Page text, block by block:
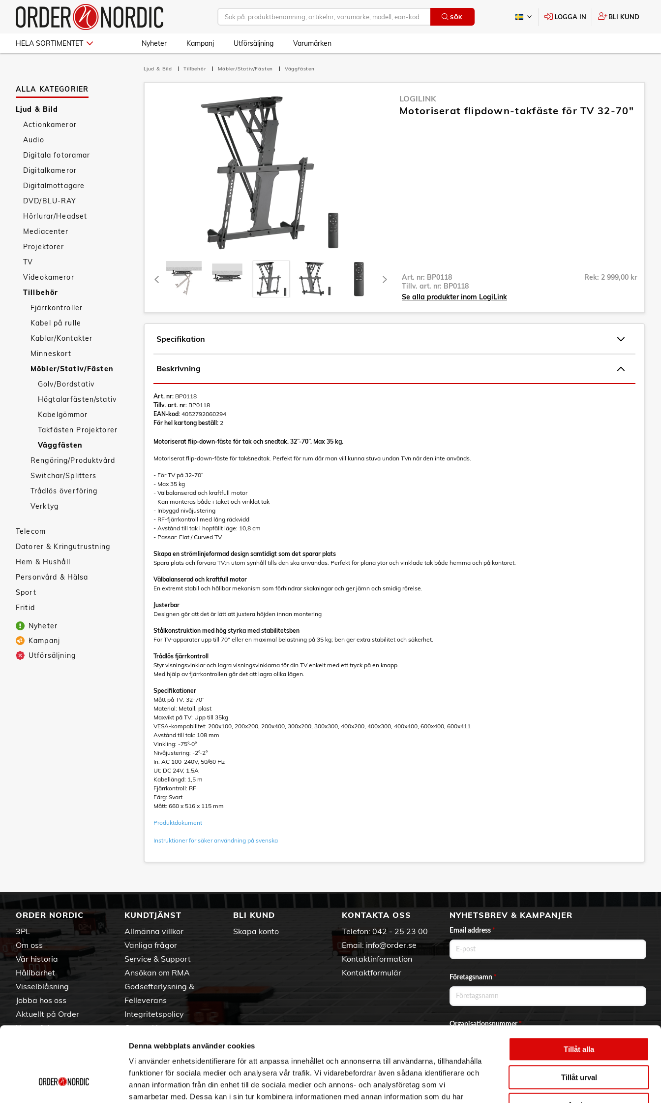
Denna webbplats använder cookies
Vi använder enhetsidentifierare för att anpassa innehållet och annonserna till användarna, tillhandahålla
funktioner för sociala medier och analysera vår trafik. Vi vidarebefordrar även sådana identifierare och
annan information från din enhet till de sociala medier och annons- och analysföretag som vi
samarbetar med. Dessa kan i sin tur kombinera informationen med annan information som du har
Tillåt alla
Tillåt urval
SÖK LOGGA IN BLI KUND
HELA SORTIMENTET Nyheter Kampanj Utförsäljning Varumärken
ALLA KATEGORIER
Ljud & Bild
Actionkameror
Audio
Digitala fotoramar
Digitalkameror
Digitalmottagare
DVD/BLU-RAY
Hörlurar/Headset
Mediacenter
Projektorer
TV
Videokameror
Tillbehör
Fjärrkontroller
Kabel på rulle
Kablar/Kontakter
Minneskort
Möbler/Stativ/Fästen
Golv/Bordstativ
Högtalarfästen/stativ
Kabelgömmor
Takfästen Projektorer
Väggfästen
Rengöring/Produktvård
Switchar/Splitters
Trådlös överföring
Verktyg
Telecom
Datorer & Kringutrustning
Hem & Hushåll
Personvård & Hälsa
Sport
Fritid
Nyheter
Kampanj
Utförsäljning
Ljud & Bild Tillbehör Möbler/Stativ/Fästen Väggfästen
LOGILINK
Motoriserat flipdown-takfäste för TV 32-70"
Art. nr: BP0118
Tillv. art. nr: BP0118
Rek: 2 999,00 kr
Se alla produkter inom LogiLink
Specifikation
Beskrivning
Art. nr: BP0118
Tillv. art. nr: BP0118
EAN-kod: 4052792060294
För hel kartong beställ: 2
Motoriserat flip-down-fäste för tak och snedtak. 32”-70”. Max 35 kg.
Motoriserat flip-down-fäste för tak/snedtak. Perfekt för rum där man vill kunna stuva undan TVn när den inte används.
- För TV på 32-70”
- Max 35 kg
- Välbalanserad och kraftfull motor
- Kan monteras både i taket och vinklat tak
- Inbyggd nivåjustering
- RF-fjärrkontroll med lång räckvidd
- Avstånd till tak i hopfällt läge: 10,8 cm
- Passar: Flat / Curved TV
Skapa en strömlinjeformad design samtidigt som det sparar plats
Spara plats och förvara TV:n utom synhåll tills den ska användas. Perfekt för plana ytor och vinklade tak både hemma och på kontoret.
Välbalanserad och kraftfull motor
En extremt stabil och hållbar mekanism som förhindrar skakningar och ger jämn och smidig rörelse.
Justerbar
Designen gör att det är lätt att justera höjden innan montering
Stålkonstruktion med hög styrka med stabilitetsben
För TV-apparater upp till 70“ eller en maximal belastning på 35 kg; ben ger extra stabilitet och säkerhet.
Trådlös fjärrkontroll
Styr visningsvinklar och lagra visningsvinklarna för din TV enkelt med ett tryck på en knapp.
Med hjälp av fjärrkontrollen går det att lagra olika lägen.
Specifikationer
Mått på TV: 32-70”
Material: Metall, plast
Maxvikt på TV: Upp till 35kg
VESA-kompabilitet: 200x100, 200x200, 200x400, 300x200, 300x300, 400x200, 400x300, 400x400, 600x400, 600x411
Avstånd till tak: 108 mm
Vinkling: -75°-0°
Nivåjustering: -2°-2°
In: AC 100-240V, 50/60 Hz
Ut: DC 24V, 1,5A
Kabellängd: 1,5 m
Fjärrkontroll: RF
Färg: Svart
Mått: 660 x 516 x 115 mm
Produktdokument
Instruktioner för säker användning på svenska
ORDER NORDIC
3PL
Om oss
Vår historia
Hållbarhet
Visselblåsning
Jobba hos oss
Aktuellt på Order
Varumärken
KUNDTJÄNST
Allmänna villkor
Vanliga frågor
Service & Support
Ansökan om RMA
Godsefterlysning &
Felleverans
Integritetspolicy
Om cookies
BLI KUND
Skapa konto
KONTAKTA OSS
Telefon: 042 - 25 23 00
Email: info@order.se
Kontaktinformation
Kontaktformulär
NYHETSBREV & KAMPANJER
Email address *
Företagsnamn *
Organisationsnummer*
Ja, jag vill prenumerera på nyhetsbrevet.